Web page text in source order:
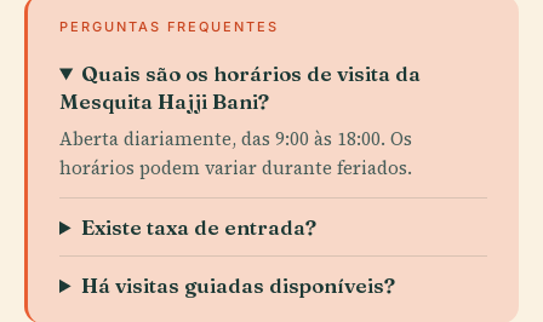
PERGUNTAS FREQUENTES
Quais são os horários de visita da
Mesquita Hajji Bani?
Aberta diariamente, das 9:00 às 18:00. Os
horários podem variar durante feriados.
Existe taxa de entrada?
Há visitas guiadas disponíveis?